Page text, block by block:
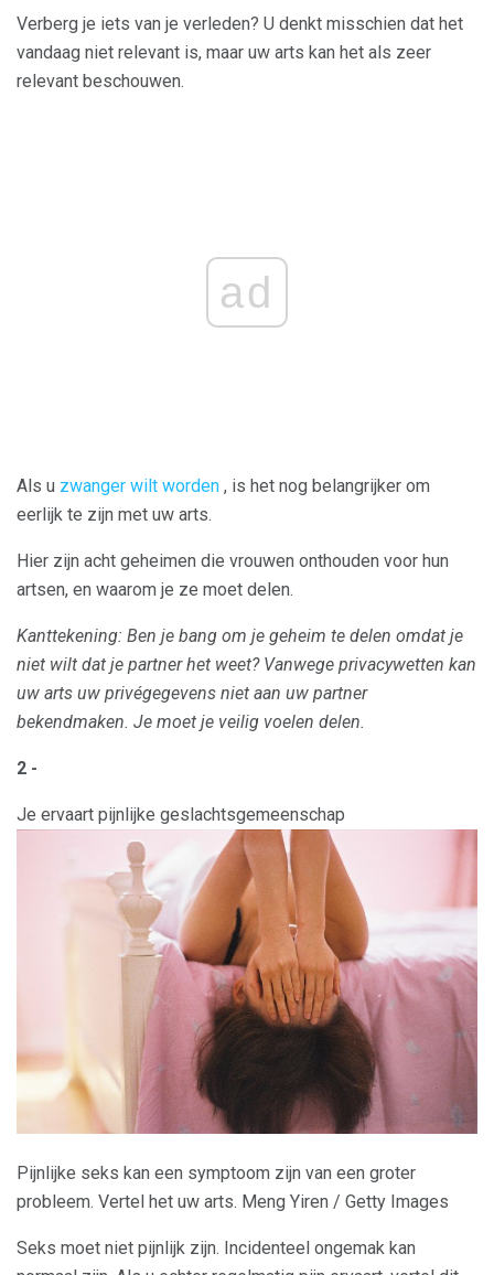
Verberg je iets van je verleden? U denkt misschien dat het
vandaag niet relevant is, maar uw arts kan het als zeer
relevant beschouwen.
ad
Als u zwanger wilt worden , is het nog belangrijker om
eerlijk te zijn met uw arts.
Hier zijn acht geheimen die vrouwen onthouden voor hun
artsen, en waarom je ze moet delen.
Kanttekening: Ben je bang om je geheim te delen omdat je
niet wilt dat je partner het weet? Vanwege privacywetten kan
uw arts uw privégegevens niet aan uw partner
bekendmaken. Je moet je veilig voelen delen.
2 -
Je ervaart pijnlijke geslachtsgemeenschap
Pijnlijke seks kan een symptoom zijn van een groter
probleem. Vertel het uw arts. Meng Yiren / Getty Images
Seks moet niet pijnlijk zijn. Incidenteel ongemak kan